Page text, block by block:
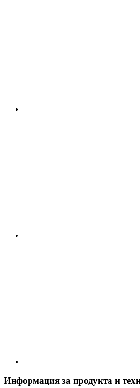
Информация за продукта и